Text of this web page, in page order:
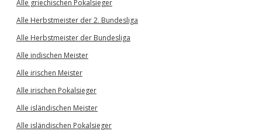
Alle griechischen Pokalsieger
Alle Herbstmeister der 2. Bundesliga
Alle Herbstmeister der Bundesliga
Alle indischen Meister
Alle irischen Meister
Alle irischen Pokalsieger
Alle isländischen Meister
Alle isländischen Pokalsieger